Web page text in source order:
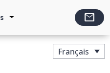
mail
Français